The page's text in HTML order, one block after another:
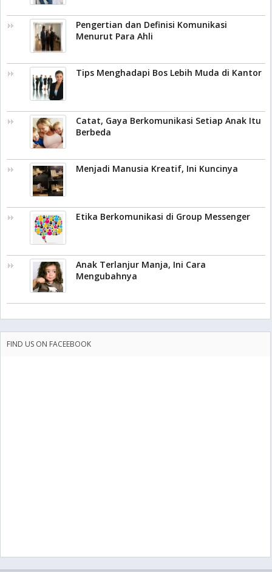
Pengertian dan Definisi Komunikasi
Menurut Para Ahli
Tips Menghadapi Bos Lebih Muda di Kantor
Catat, Gaya Berkomunikasi Setiap Anak Itu
Berbeda
Menjadi Manusia Kreatif, Ini Kuncinya
Etika Berkomunikasi di Group Messenger
Anak Terlanjur Manja, Ini Cara
Mengubahnya
FIND US ON FACEEBOOK